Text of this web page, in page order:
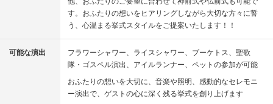
す。おふたりの想いをヒアリングしながら大切な方々に誓
う、心温まる挙式スタイルをご提案いたします！！
可能な演出 フラワーシャワー ライスシャワー ブーケトス
聖歌
隊・ゴスペル演出
アイルランナー
ペットの参加が可能
おふたりの想いを大切に、音楽や照明、感動的なセレモニ
ー演出で、ゲストの心に深く残る挙式を創り上げます